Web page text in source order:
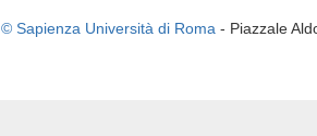
© Sapienza Università di Roma - Piazzale